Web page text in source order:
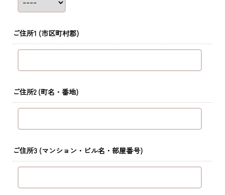
ご住所1 (市区町村郡)
ご住所2 (町名・番地)
ご住所3 (マンション・ビル名・部屋番号)